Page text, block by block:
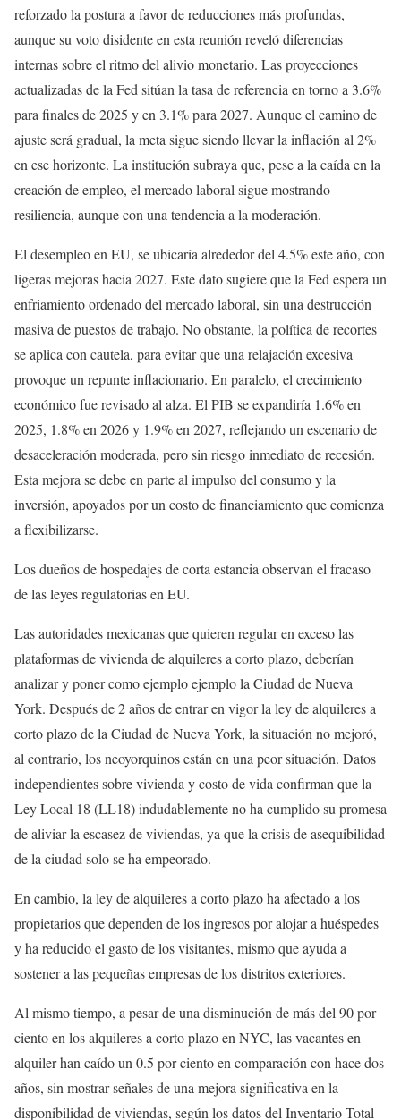
reforzado la postura a favor de reducciones más profundas,
aunque su voto disidente en esta reunión reveló diferencias
internas sobre el ritmo del alivio monetario. Las proyecciones
actualizadas de la Fed sitúan la tasa de referencia en torno a 3.6%
para finales de 2025 y en 3.1% para 2027. Aunque el camino de
ajuste será gradual, la meta sigue siendo llevar la inflación al 2%
en ese horizonte. La institución subraya que, pese a la caída en la
creación de empleo, el mercado laboral sigue mostrando
resiliencia, aunque con una tendencia a la moderación.
El desempleo en EU, se ubicaría alrededor del 4.5% este año, con
ligeras mejoras hacia 2027. Este dato sugiere que la Fed espera un
enfriamiento ordenado del mercado laboral, sin una destrucción
masiva de puestos de trabajo. No obstante, la política de recortes
se aplica con cautela, para evitar que una relajación excesiva
provoque un repunte inflacionario. En paralelo, el crecimiento
económico fue revisado al alza. El PIB se expandiría 1.6% en
2025, 1.8% en 2026 y 1.9% en 2027, reflejando un escenario de
desaceleración moderada, pero sin riesgo inmediato de recesión.
Esta mejora se debe en parte al impulso del consumo y la
inversión, apoyados por un costo de financiamiento que comienza
a flexibilizarse.
Los dueños de hospedajes de corta estancia observan el fracaso
de las leyes regulatorias en EU.
Las autoridades mexicanas que quieren regular en exceso las
plataformas de vivienda de alquileres a corto plazo, deberían
analizar y poner como ejemplo ejemplo la Ciudad de Nueva
York. Después de 2 años de entrar en vigor la ley de alquileres a
corto plazo de la Ciudad de Nueva York, la situación no mejoró,
al contrario, los neoyorquinos están en una peor situación. Datos
independientes sobre vivienda y costo de vida confirman que la
Ley Local 18 (LL18) indudablemente no ha cumplido su promesa
de aliviar la escasez de viviendas, ya que la crisis de asequibilidad
de la ciudad solo se ha empeorado.
En cambio, la ley de alquileres a corto plazo ha afectado a los
propietarios que dependen de los ingresos por alojar a huéspedes
y ha reducido el gasto de los visitantes, mismo que ayuda a
sostener a las pequeñas empresas de los distritos exteriores.
Al mismo tiempo, a pesar de una disminución de más del 90 por
ciento en los alquileres a corto plazo en NYC, las vacantes en
alquiler han caído un 0.5 por ciento en comparación con hace dos
años, sin mostrar señales de una mejora significativa en la
disponibilidad de viviendas, según los datos del Inventario Total